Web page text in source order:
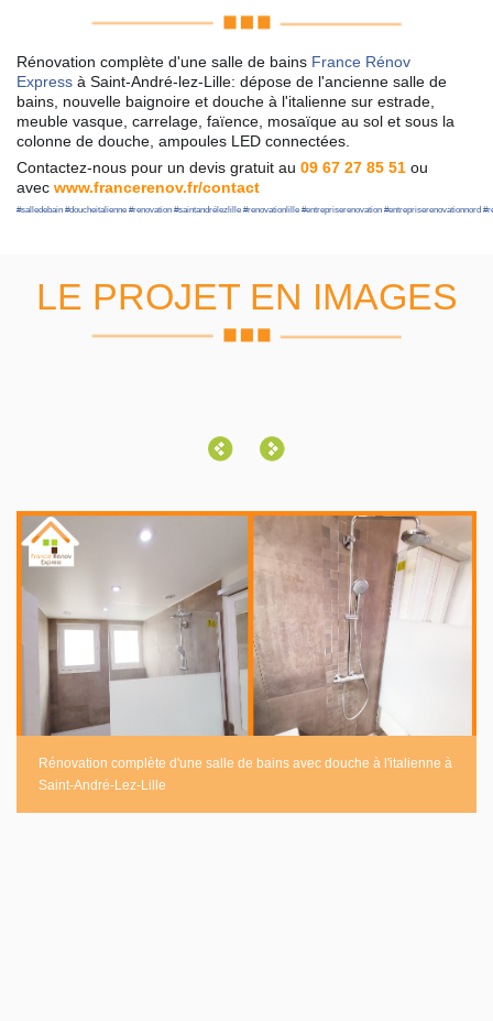
Rénovation complète d'une salle de bains France Rénov
Express à Saint-André-lez-Lille: dépose de l'ancienne salle de
bains, nouvelle baignoire et douche à l'italienne sur estrade,
meuble vasque, carrelage, faïence, mosaïque au sol et sous la
colonne de douche, ampoules LED connectées.
Contactez-nous pour un devis gratuit au 09 67 27 85 51 ou
avec www.francerenov.fr/contact
#salledebain #doucheitalienne #renovation #saintandrélezlille #renovationlille #entrepriserenovation #entrepriserenovationnord #
LE PROJET EN IMAGES
Rénovation complète d'une salle de bains avec douche à l'italienne à
Saint-André-Lez-Lille